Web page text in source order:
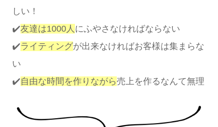
しい！
✔️友達は1000人 にふやさなければならない
✔️ライティングが出来なければお客様は集まらな
い
✔️自由な時間を作りながら売上を作るなんて無理